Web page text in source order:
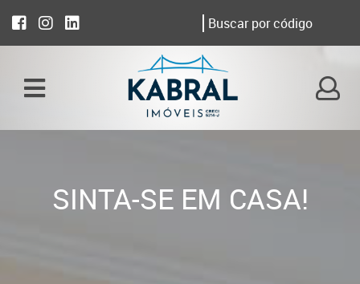
SINTA-SE EM CASA!